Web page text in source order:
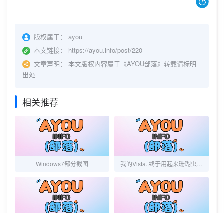
版权属于：
ayou
本文链接：
https://ayou.info/post/220
文章声明：
本文版权内容属于《AYOU部落》转载请标明
出处
相关推荐
Windows7部分截图